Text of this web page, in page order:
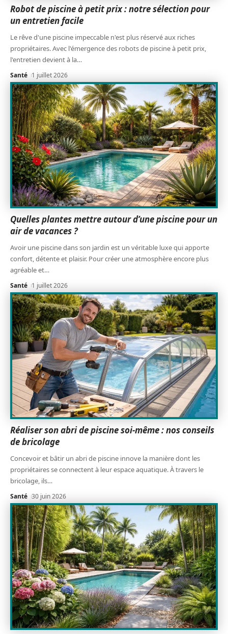
Robot de piscine à petit prix : notre sélection pour
un entretien facile
Le rêve d'une piscine impeccable n'est plus réservé aux riches
propriétaires. Avec l'émergence des robots de piscine à petit prix,
l'entretien devient à la…
Santé 1 juillet 2026
Quelles plantes mettre autour d’une piscine pour un
air de vacances ?
Avoir une piscine dans son jardin est un véritable luxe qui apporte
confort, détente et plaisir. Pour créer une atmosphère encore plus
agréable et…
Santé 1 juillet 2026
Réaliser son abri de piscine soi-même : nos conseils
de bricolage
Concevoir et bâtir un abri de piscine innove la manière dont les
propriétaires se connectent à leur espace aquatique. À travers le
bricolage, ils…
Santé 30 juin 2026